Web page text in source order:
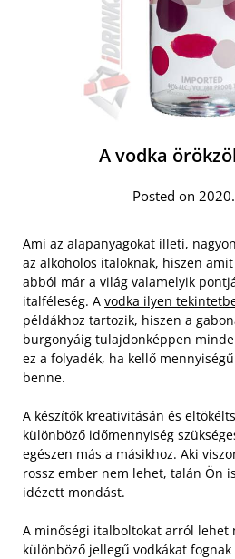
A vodka
Posted on
Ami az alapanyagokat illeti,
az alkoholos italoknak, hiszen
abból már a világ valamelyik
italféleség. A vodka ilyen
példákhoz tartozik, hiszen a
burgonyáig tulajdonképpen
ez a folyadék, ha kellő
benne.
A készítők kreativitásán és
különböző időmennyiség
egészen más a másikhoz. Aki
rossz ember nem lehet, talán Ön
idézett mondást.
A minőségi italboltokat arról lehet
különböző jellegű vodkákat